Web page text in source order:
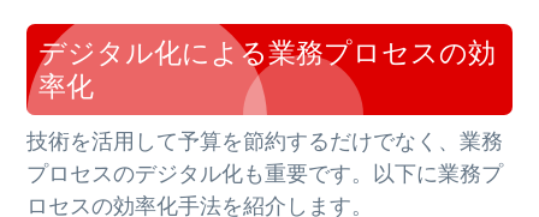
デジタル化による業務プロセスの効
率化
技術を活用して予算を節約するだけでなく、業務
プロセスのデジタル化も重要です。以下に業務プ
ロセスの効率化手法を紹介します。